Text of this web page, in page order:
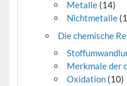
Metalle (14)
Nichtmetalle
Die chemische
Merkmale der
Oxidation (10)